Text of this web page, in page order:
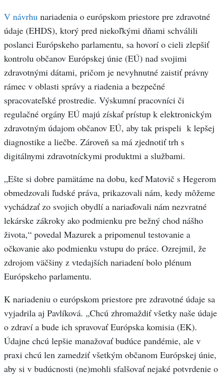
V návrhu nariadenia o európskom priestore pre zdravotné
údaje (EHDS), ktorý pred niekoľkými dňami schválili
poslanci Európskeho parlamentu, sa hovorí o cieli zlepšiť
kontrolu občanov Európskej únie (EÚ) nad svojimi
zdravotnými dátami, pričom je nevyhnutné zaistiť právny
rámec v oblasti správy a riadenia a bezpečné
spracovateľské prostredie. Výskumní pracovníci či
regulačné orgány EÚ majú získať prístup k elektronickým
zdravotným údajom občanov EÚ, aby tak prispeli k lepšej
diagnostike a liečbe. Zároveň sa má zjednotiť trh s
digitálnymi zdravotníckymi produktmi a službami.
„Ešte si dobre pamätáme na dobu, keď Matovič s Hegerom
obmedzovali ľudské práva, prikazovali nám, kedy môžeme
vychádzať zo svojich obydlí a nariaďovali nám nezvratné
lekárske zákroky ako podmienku pre bežný chod nášho
života,“ povedal Mazurek a pripomenul testovanie a
očkovanie ako podmienku vstupu do práce. Ozrejmil, že
zdrojom väčšiny z vtedajších nariadení bolo plénum
Európskeho parlamentu.
K nariadeniu o európskom priestore pre zdravotné údaje sa
vyjadrila aj Pavlíková. „Chcú zhromaždiť všetky naše údaje
o zdraví a bude ich spravovať Európska komisia (EK).
Údajne chcú lepšie manažovať budúce pandémie, ale v
praxi chcú len zamedziť všetkým občanom Európskej únie,
aby si v budúcnosti (ne)mohli sfalšovať nejaké potvrdenie o